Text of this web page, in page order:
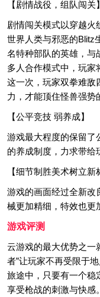
【剧情战役，组队闯关】
剧情闯关模式以穿越火
世界人类与邪恶的Blitz
名特种部队的英雄，与
多人合作模式中，玩家
这一次，玩家双拳难敌
力，才能顶住怪兽强势
【公平竞技 弱养成】
游戏最大程度的保留了
的养成制度，力求带给
【细节制胜美术树立新
游戏的画面经过全新改
械更加精细，特效也更
游戏评测
云游戏的最大优势之一
者”让玩家不再受限于
旅途中，只要有一个稳
享受枪战的刺激与快感